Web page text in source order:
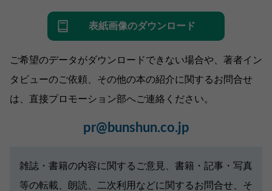
表紙画像のダウンロード
ご希望のデータがダウンロードできない場合や、著者イン
タビューのご依頼、その他の本の紹介に関するお問合せ
は、直接プロモーション部へご連絡ください。
pr@bunshun.co.jp
雑誌・書籍の内容に関するご意見、書籍・記事・写真
等の転載、朗読、二次利用などに関するお問合せ、そ